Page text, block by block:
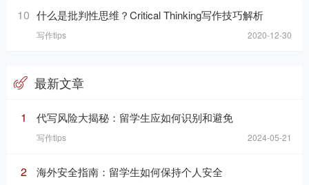
10 什么是批判性思维？Critical Thinking写作技巧解析
写作tips 2020-12-30
最新文章
1 代写风险大揭秘：留学生应如何识别和避免
写作tips 2024-05-21
2 海外安全指南：留学生如何保持个人安全